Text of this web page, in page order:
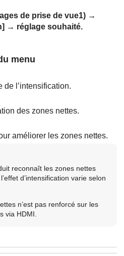
de prise de vue1) →
→ réglage souhaité.
menu
de l’intensification.
des zones nettes.
améliorer les zones nettes.
reconnaît les zones nettes
d’intensification varie selon
n’est pas renforcé sur les
via HDMI.